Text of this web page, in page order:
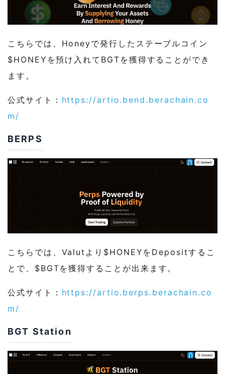
こちらでは、Honeyで発行したステーブルコイン
$HONEYを預け入れてBGTを獲得することができ
ます。
公式サイト： https://artio.bend.berachain.co
m/
BERPS
こちらでは、Valutより$HONEYをDepositするこ
とで、$BGTを獲得することが出来ます。
公式サイト： https://artio.berps.berachain.co
m/
BGT Station